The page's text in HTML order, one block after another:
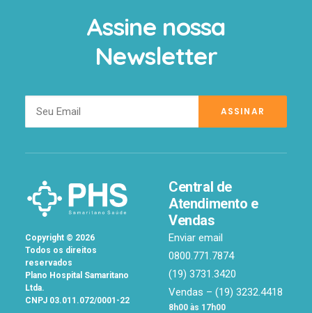
Assine nossa
Newsletter
Copyright © 2026
Todos os direitos
reservados
Plano Hospital Samaritano
Ltda.
CNPJ 03.011.072/0001-22
Central de
Atendimento e
Vendas
Enviar email
0800.771.7874
(19) 3731.3420
Vendas – (19) 3232.4418
8h00 às 17h00